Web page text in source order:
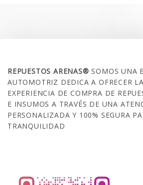
REPUESTOS ARENAS®SOMOS UNA
AUTOMOTRIZ DEDICA A OFRECER
EXPERIENCIA DE COMPRA DE
E INSUMOS A TRAVÉS DE UNA
PERSONALIZADA Y 100% SEGURA
TRANQUILIDAD